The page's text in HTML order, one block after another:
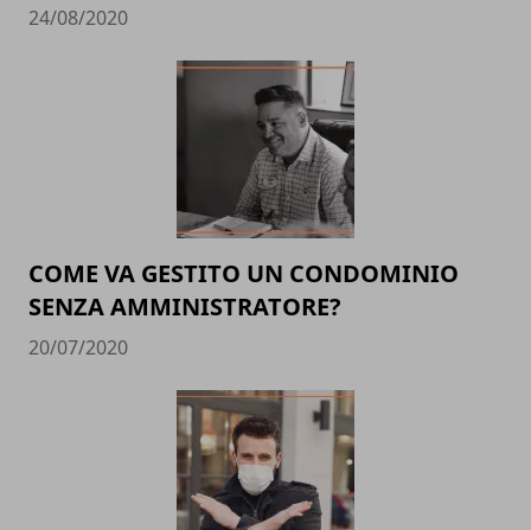
24/08/2020
COME VA GESTITO UN CONDOMINIO
SENZA AMMINISTRATORE?
20/07/2020